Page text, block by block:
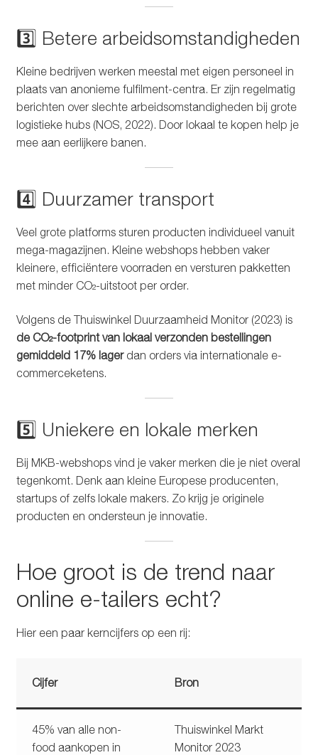
3️⃣ Betere arbeidsomstandigheden
Kleine bedrijven werken meestal met eigen personeel in
plaats van anonieme fulfilment-centra. Er zijn regelmatig
berichten over slechte arbeidsomstandigheden bij grote
logistieke hubs (NOS, 2022). Door lokaal te kopen help je
mee aan eerlijkere banen.
4️⃣ Duurzamer transport
Veel grote platforms sturen producten individueel vanuit
mega-magazijnen. Kleine webshops hebben vaker
kleinere, efficiëntere voorraden en versturen pakketten
met minder CO₂-uitstoot per order.
Volgens de Thuiswinkel Duurzaamheid Monitor (2023) is
de CO₂-footprint van lokaal verzonden bestellingen
gemiddeld 17% lagerdan orders via internationale e-
commerceketens.
5️⃣ Uniekere en lokale merken
Bij MKB-webshops vind je vaker merken die je niet overal
tegenkomt. Denk aan kleine Europese producenten,
startups of zelfs lokale makers. Zo krijg je originele
producten en ondersteun je innovatie.
Hoe groot is de trend naar
online e-tailers echt?
Hier een paar kerncijfers op een rij:
Cijfer Bron
45% van alle non-
food aankopen in
Thuiswinkel Markt
Monitor 2023